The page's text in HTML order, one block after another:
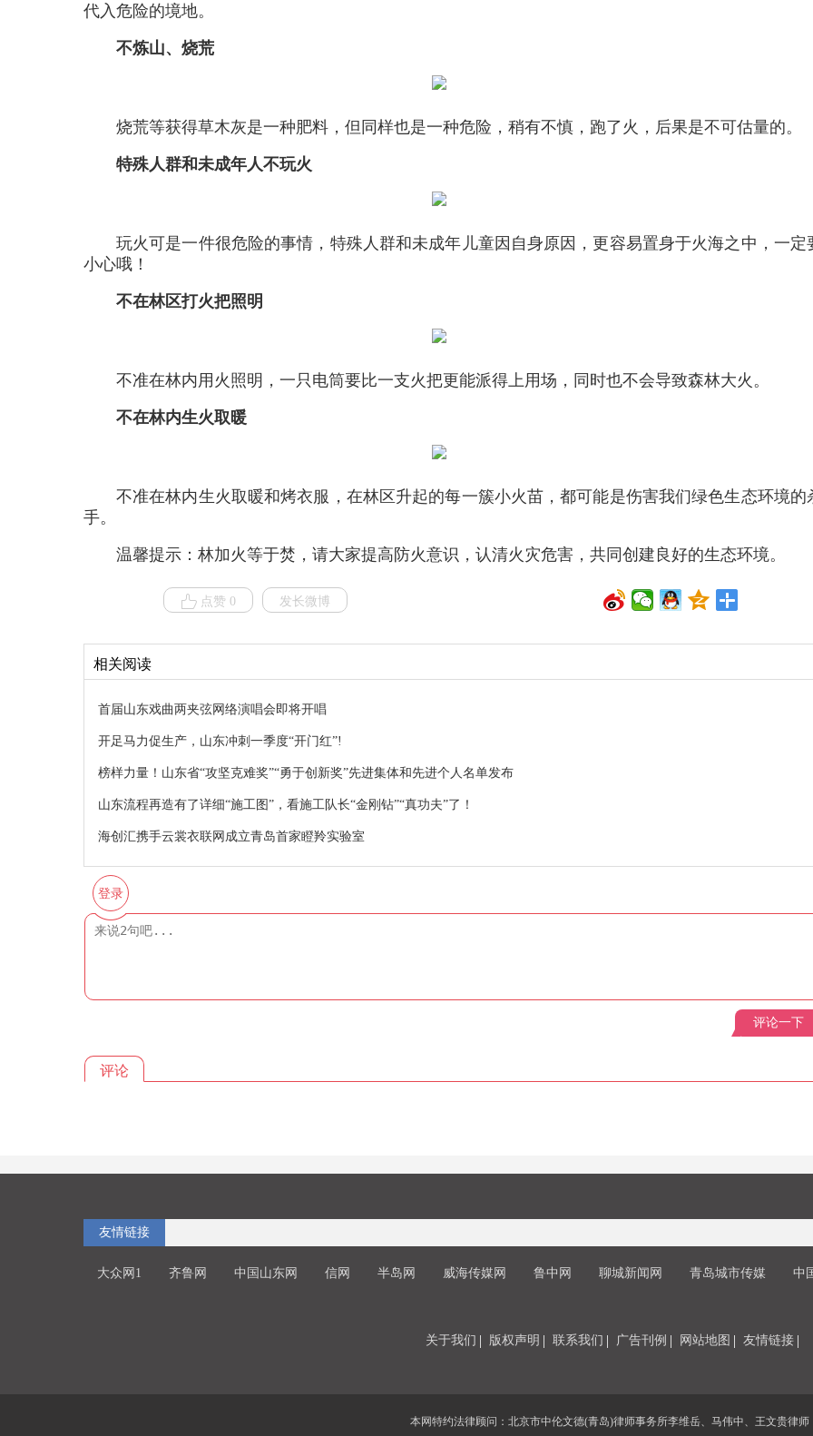
代入危险的境地。
不炼山、烧荒
烧荒等获得草木灰是一种肥料，但同样也是一种危险，稍有不慎，跑了火，后果是不可估量的。
特殊人群和未成年人不玩火
玩火可是一件很危险的事情，特殊人群和未成年儿童因自身原因，更容易置身于火海之中，一定
小心哦！
不在林区打火把照明
不准在林内用火照明，一只电筒要比一支火把更能派得上用场，同时也不会导致森林大火。
不在林内生火取暖
不准在林内生火取暖和烤衣服，在林区升起的每一簇小火苗，都可能是伤害我们绿色生态环境的
手。
温馨提示：林加火等于焚，请大家提高防火意识，认清火灾危害，共同创建良好的生态环境。
点赞 0 发长微博
相关阅读
首届山东戏曲两夹弦网络演唱会即将开唱
开足马力促生产，山东冲刺一季度“开门红”!
榜样力量！山东省“攻坚克难奖”“勇于创新奖”先进集体和先进个人名单发布
山东流程再造有了详细“施工图”，看施工队长“金刚钻”“真功夫”了！
海创汇携手云裳衣联网成立青岛首家瞪羚实验室
登录
评论一下
评论
友情链接
大众网1 齐鲁网 中国山东网 信网 半岛网 威海传媒网 鲁中网 聊城新闻网 青岛城市传媒 中
关于我们 版权声明 联系我们 广告刊例 网站地图 友情链接
本网特约法律顾问：北京市中伦文德(青岛)律师事务所李维岳、马伟中、王文贵律师